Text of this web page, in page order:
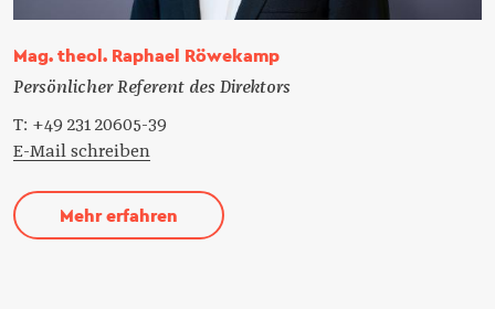
Mag. theol. Raphael Röwekamp
Persönlicher Referent des Direktors
T: +49 231 20605-39
E-Mail schreiben
Mehr erfahren